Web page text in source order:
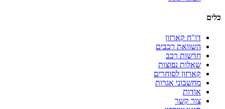
כלים
דו"ח קארזון
השוואת רכבים
חדשות רכב
שאלות נפוצות
קארזון לסוחרים
מחשבוני אגרות
אודות
צור קשר